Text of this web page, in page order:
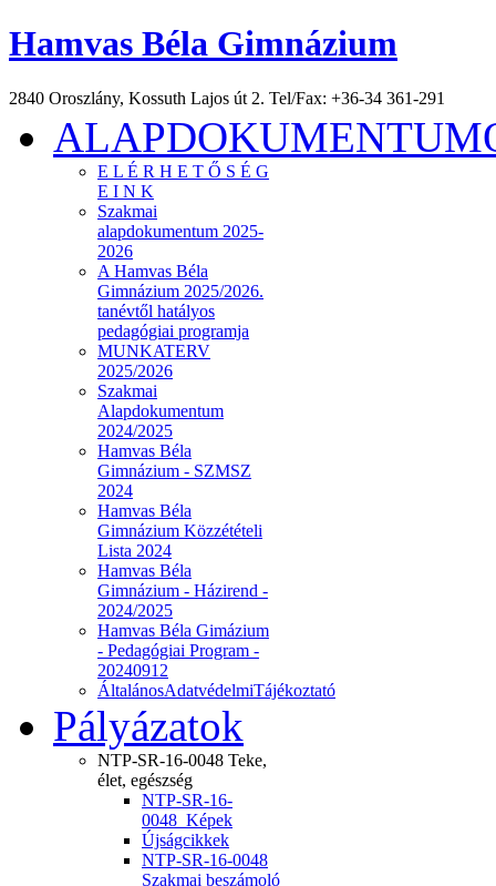
Hamvas Béla Gimnázium
2840 Oroszlány, Kossuth Lajos út 2. Tel/Fax: +36-34 361-291
E L É R H E T Ő S É G
E I N K
Szakmai
alapdokumentum 2025-
2026
A Hamvas Béla
Gimnázium 2025/2026.
tanévtől hatályos
pedagógiai programja
MUNKATERV
2025/2026
Szakmai
Alapdokumentum
2024/2025
Hamvas Béla
Gimnázium - SZMSZ
2024
Hamvas Béla
Gimnázium Közzétételi
Lista 2024
Hamvas Béla
Gimnázium - Házirend -
2024/2025
Hamvas Béla Gimázium
- Pedagógiai Program -
20240912
ÁltalánosAdatvédelmiTájékoztató
Pályázatok
NTP-SR-16-0048 Teke,
élet, egészség
NTP-SR-16-
0048_Képek
Újságcikkek
NTP-SR-16-0048
Szakmai beszámoló